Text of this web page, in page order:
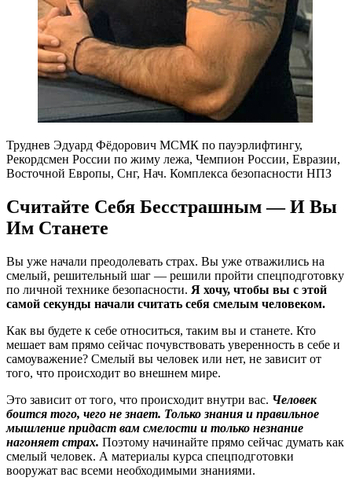
Труднев Эдуард Фёдорович МСМК по пауэрлифтингу,
Рекордсмен России по жиму лежа, Чемпион России, Евразии,
Восточной Европы, Снг, Нач. Комплекса безопасности НПЗ
Считайте Себя Бесстрашным — И Вы
Им Станете
Вы уже начали преодолевать страх. Вы уже отважились на
смелый, решительный шаг — решили пройти спецподготовку
по личной технике безопасности. Я хочу, чтобы вы с этой
самой секунды начали считать себя смелым человеком.
Как вы будете к себе относиться, таким вы и станете. Кто
мешает вам прямо сейчас почувствовать уверенность в себе и
самоуважение? Смелый вы человек или нет, не зависит от
того, что происходит во внешнем мире.
Это зависит от того, что происходит внутри вас. Человек
боится того, чего не знает. Только знания и правильное
мышление придаст вам смелости и только незнание
нагоняет страх. Поэтому начинайте прямо сейчас думать как
смелый человек. А материалы курса спецподготовки
вооружат вас всеми необходимыми знаниями.